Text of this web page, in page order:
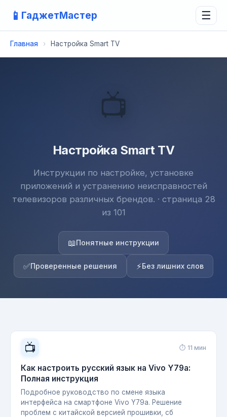
📱 ГаджетМастер ☰
Главная › Настройка Smart TV
📺
Настройка Smart TV
Инструкции по настройке, установке
приложений и устранению неисправностей
телевизоров различных брендов. · страница 28
из 101
📖Понятные инструкции
✅Проверенные решения ⚡Без лишних слов
📺 ⏱ 11 мин
Как настроить русский язык на Vivo Y79a:
Полная инструкция
Подробное руководство по смене языка
интерфейса на смартфоне Vivo Y79a. Решение
проблем с китайской версией прошивки, сб